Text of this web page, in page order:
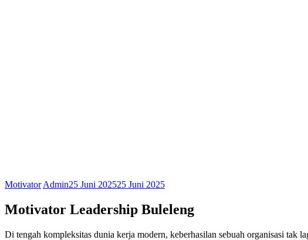
Motivator Admin25 Juni 202525 Juni 2025
Motivator Leadership Buleleng
Di tengah kompleksitas dunia kerja modern, keberhasilan sebuah organisasi tak